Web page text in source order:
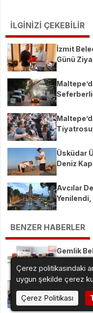
İLGİNİZİ ÇEKEBİLİR
İzmit
Günü
Üsküdar
Deniz
Avcılar
Yenilendi,
BENZER HABERLER
Gemlik
Artıyor
Coşuyor!
Çerez politikasındaki
uygun şekilde çerez
Çerez Politikası